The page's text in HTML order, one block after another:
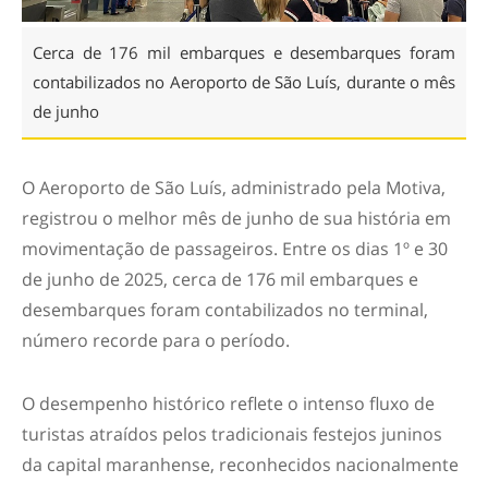
Cerca de 176 mil embarques e desembarques foram
contabilizados no Aeroporto de São Luís, durante o mês
de junho
O Aeroporto de São Luís, administrado pela Motiva,
registrou o melhor mês de junho de sua história em
movimentação de passageiros. Entre os dias 1º e 30
de junho de 2025, cerca de 176 mil embarques e
desembarques foram contabilizados no terminal,
número recorde para o período.
O desempenho histórico reflete o intenso fluxo de
turistas atraídos pelos tradicionais festejos juninos
da capital maranhense, reconhecidos nacionalmente